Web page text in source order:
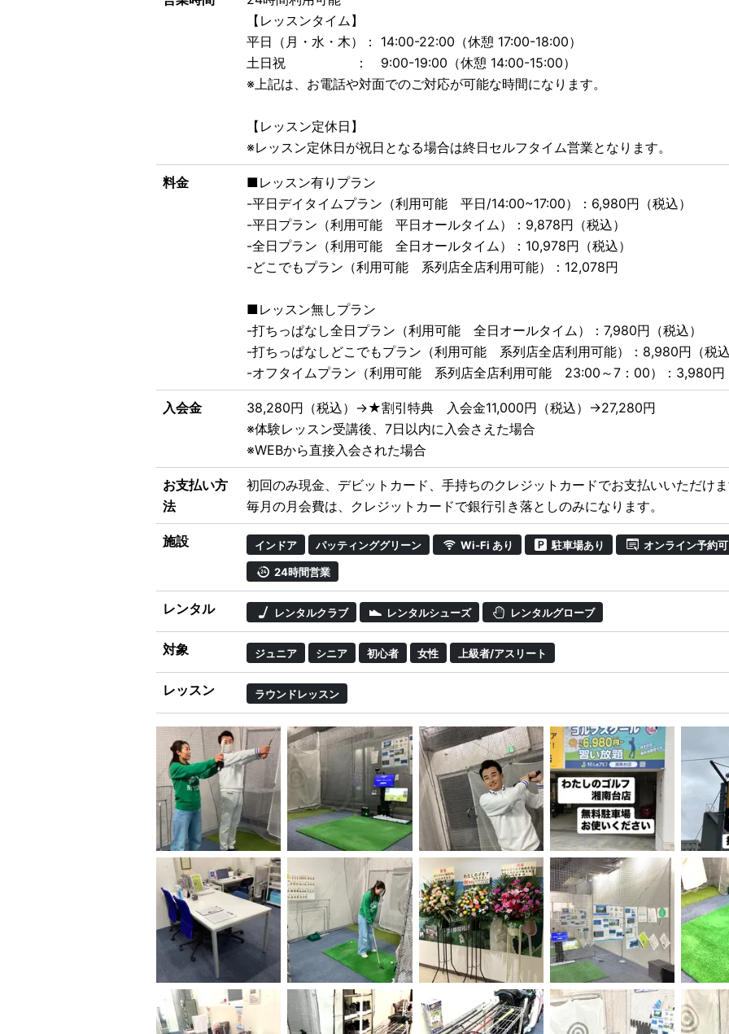
【レッスンタイム】
平日（月・水・木）： 14:00-22:00（休憩 17:00-18:00）
土日祝 ： 9:00-19:00（休憩 14:00-15:00）
※上記は、お電話や対面でのご対応が可能な時間になります。
【レッスン定休日】
※レッスン定休日が祝日となる場合は終日セルフタイム営業となります。
料金
■レッスン有りプラン
-平日デイタイムプラン（利用可能 平日/14:00~17:00）：6,980円（税込）
-平日プラン（利用可能 平日オールタイム）：9,878円（税込）
-全日プラン（利用可能 全日オールタイム）：10,978円（税込）
-どこでもプラン（利用可能 系列店全店利用可能）：12,078円
■レッスン無しプラン
-打ちっぱなし全日プラン（利用可能 全日オールタイム）：7,980円（税込）
-打ちっぱなしどこでもプラン（利用可能 系列店全店利用可能）：8,980円（税
-オフタイムプラン（利用可能 系列店全店利用可能 23:00～7：00）：3,980円
入会金
38,280円（税込）→★割引特典 入会金11,000円（税込）→27,280円
※体験レッスン受講後、7日以内に入会さえた場合
※WEBから直接入会された場合
お支払い方
法
初回のみ現金、デビットカード、手持ちのクレジットカードでお支払いいただけ
毎月の月会費は、クレジットカードで銀行引き落としのみになります。
施設 インドア パッティンググリーン Wi-Fi あり 駐車場あり オンライン予約可
24時間営業
レンタル レンタルクラブ レンタルシューズ レンタルグローブ
対象 ジュニア シニア 初心者 女性 上級者/アスリート
レッスン ラウンドレッスン